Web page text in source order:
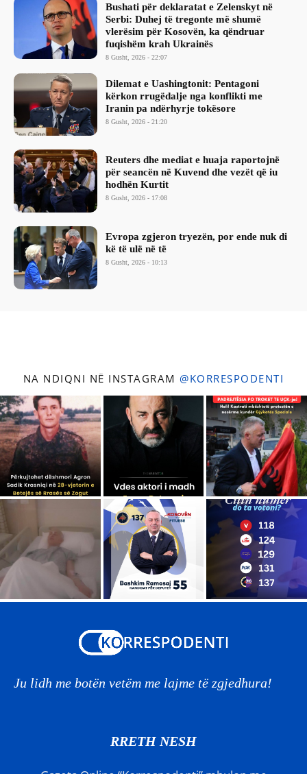
Bushati për deklaratat e Zelenskyt në
Serbi: Duhej të tregonte më shumë
vlerësim për Kosovën, ka qëndruar
fuqishëm krah Ukrainës
8 Gusht, 2026 - 22:07
Dilemat e Uashingtonit: Pentagoni
kërkon rrugëdalje nga konflikti me
Iranin pa ndërhyrje tokësore
8 Gusht, 2026 - 21:20
Reuters dhe mediat e huaja raportojnë
për seancën në Kuvend dhe vezët që iu
hodhën Kurtit
8 Gusht, 2026 - 17:08
Evropa zgjeron tryezën, por ende nuk di
kë të ulë në të
8 Gusht, 2026 - 10:13
NA NDIQNI NË INSTAGRAM @KORRESPODENTI
Ju lidh me botën vetëm me lajme të zgjedhura!
RRETH NESH